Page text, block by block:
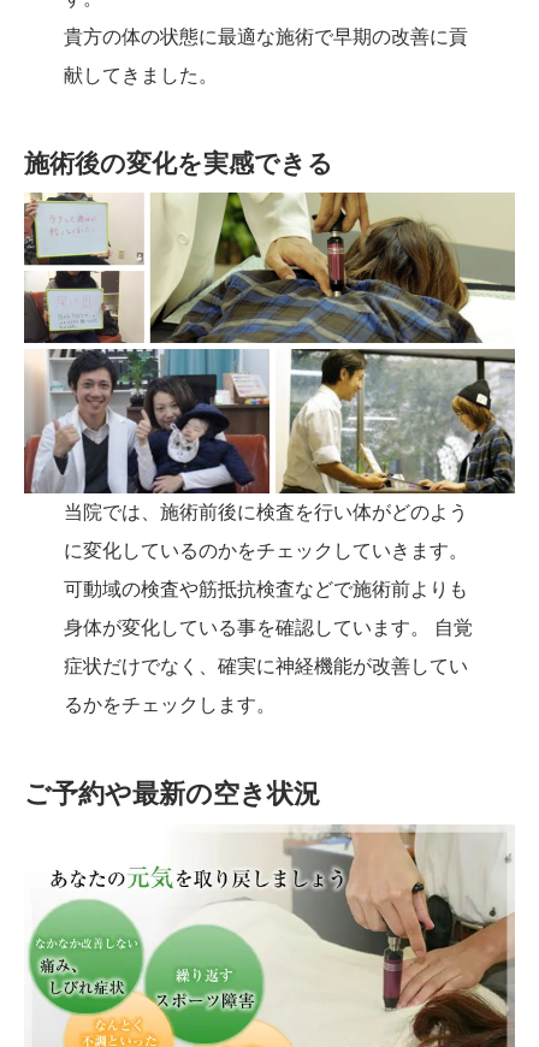
貴方の体の状態に最適な施術で早期の改善に貢
献してきました。
施術後の変化を実感できる
当院では、施術前後に検査を行い体がどのよう
に変化しているのかをチェックしていきます。
可動域の検査や筋抵抗検査などで施術前よりも
身体が変化している事を確認しています。 自覚
症状だけでなく、確実に神経機能が改善してい
るかをチェックします。
ご予約や最新の空き状況